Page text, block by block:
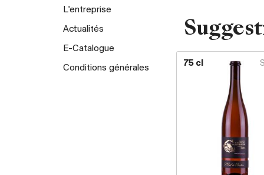
L'entreprise
Actualités
E-Catalogue
Conditions générales 75 cl